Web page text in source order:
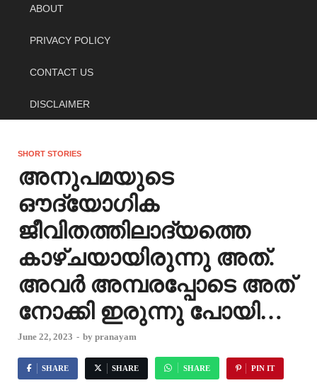
ABOUT
PRIVACY POLICY
CONTACT US
DISCLAIMER
SHORT STORIES
അനുപമയുടെ
ഔദ്യോഗിക
ജീവിതത്തിലാദ്യത്തെ
കാഴ്ചയായിരുന്നു അത്.
അവർ അമ്പരപ്പോടെ അത്
നോക്കി ഇരുന്നു പോയി…
June 22, 2023 - by pranayam
SHARE SHARE SHARE PIN IT